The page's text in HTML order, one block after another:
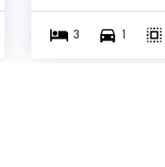
3 1